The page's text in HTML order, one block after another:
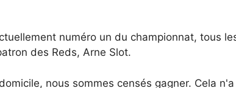
numéro un du championnat, tous
des Reds, Arne Slot.
nous sommes censés gagner. Cela